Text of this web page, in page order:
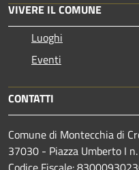
VIVERE IL COMUNE
Luoghi
Eventi
CONTATTI
Comune di Montecchia di
37030 - Piazza Umberto I